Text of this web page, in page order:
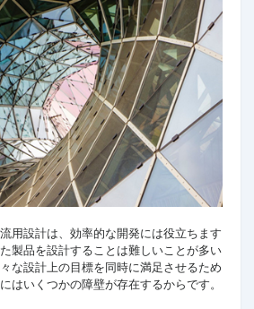
用設計は、効率的な開発には役立ちます
製品を設計することは難しいことが多い
な設計上の目標を同時に満足させるため
はいくつかの障壁が存在するからです。